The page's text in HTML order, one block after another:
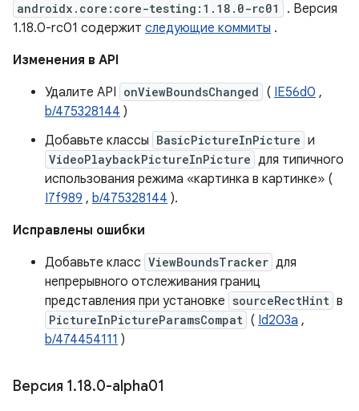
androidx.core:core-testing:1.18.0-rc01
. Версия
1.18.0-rc01 содержит следующие коммиты .
Изменения в API
Удалите API onViewBoundsChanged ( IE56d0 ,
b/475328144 )
Добавьте классы BasicPictureInPicture и
VideoPlaybackPictureInPicture для типичного
использования режима «картинка в картинке» (
I7f989 , b/475328144 ).
Исправлены ошибки
Добавьте класс ViewBoundsTracker для
непрерывного отслеживания границ
представления при установке sourceRectHint в
PictureInPictureParamsCompat ( Id203a ,
b/474454111 )
Версия 1.18.0-alpha01